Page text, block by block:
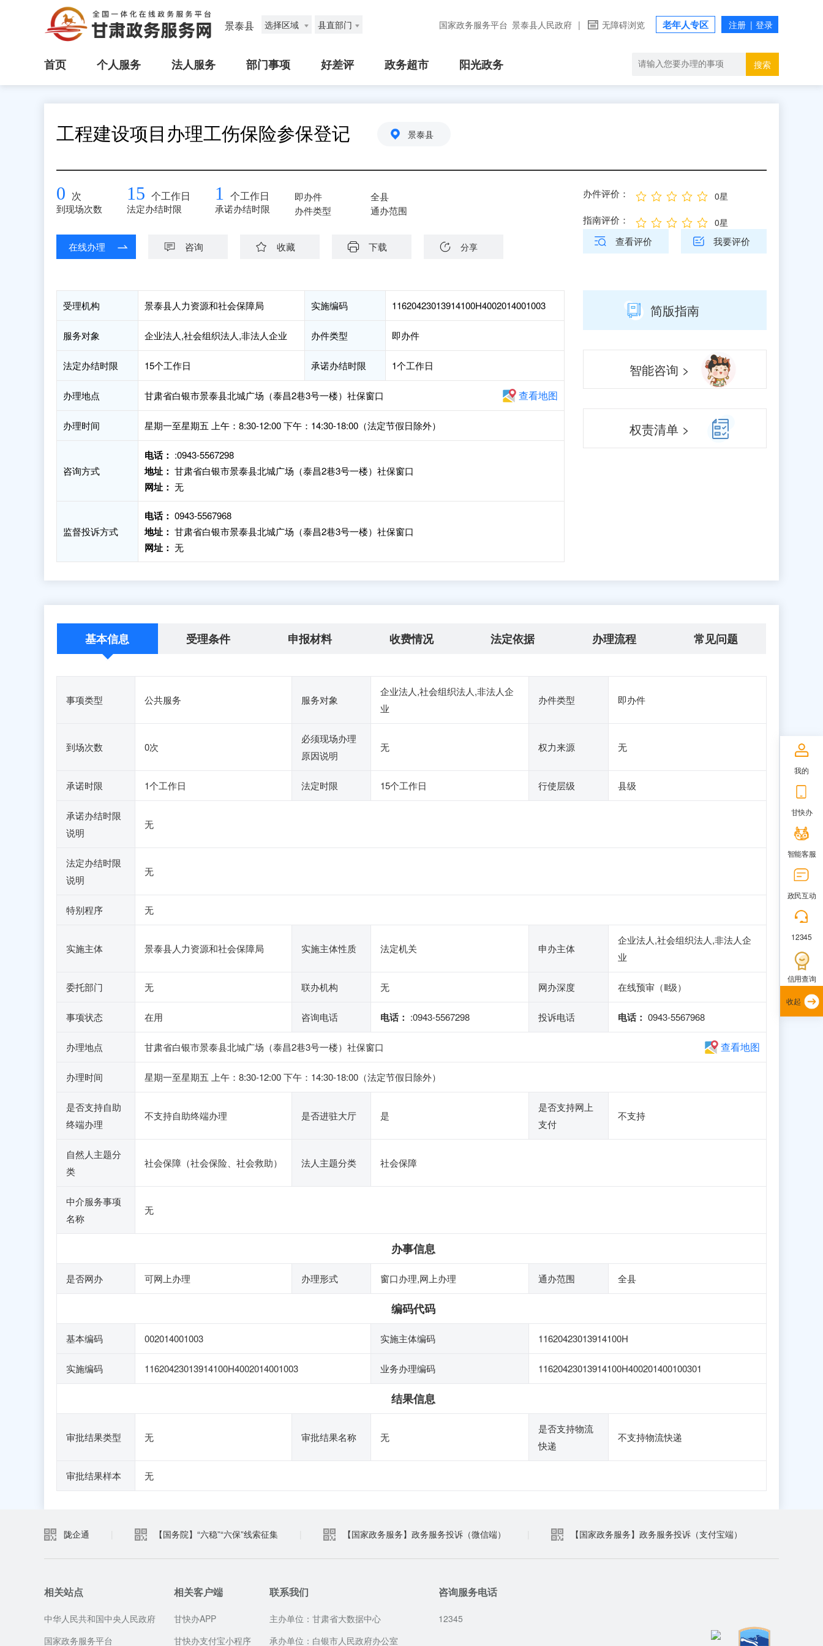
景泰县 选择区域 县直部门 国家政务服务平台 景泰县人民政府 | 无障碍浏览 老年人专区
首页 个人服务 法人服务 部门事项 好差评 政务超市 阳光政务 搜索
工程建设项目办理工伤保险参保登记 景泰县
0 次
到现场次数
15 个工作日
法定办结时限
1 个工作日
承诺办结时限
即办件
办件类型
全县
通办范围
在线办理 咨询 收藏 下载 分享
办件评价： 0星
指南评价： 0星
查看评价 我要评价
受理机构 景泰县人力资源和社会保障局 实施编码 11620423013914100H4002014001003
服务对象 企业法人,社会组织法人,非法人企业 办件类型 即办件
法定办结时限 15个工作日 承诺办结时限 1个工作日
办理地点 甘肃省白银市景泰县北城广场（泰昌2巷3号一楼）社保窗口 查看地图
办理时间 星期一至星期五 上午：8:30-12:00 下午：14:30-18:00（法定节假日除外）
咨询方式
电话： :0943-5567298
地址： 甘肃省白银市景泰县北城广场（泰昌2巷3号一楼）社保窗口
网址： 无
监督投诉方式
电话： 0943-5567968
地址： 甘肃省白银市景泰县北城广场（泰昌2巷3号一楼）社保窗口
网址： 无
简版指南
智能咨询 >
权责清单 >
基本信息 受理条件 申报材料 收费情况 法定依据 办理流程 常见问题
事项类型 公共服务 服务对象
企业法人,社会组织法人,非法人企
业
办件类型 即办件
到场次数 0次
必须现场办理
原因说明
无 权力来源 无
承诺时限 1个工作日 法定时限 15个工作日 行使层级 县级
承诺办结时限
说明
无
法定办结时限
说明
无
特别程序 无
实施主体 景泰县人力资源和社会保障局 实施主体性质 法定机关 申办主体
企业法人,社会组织法人,非法人企
业
委托部门 无 联办机构 无 网办深度 在线预审（Ⅱ级）
事项状态 在用 咨询电话 电话： :0943-5567298 投诉电话 电话： 0943-5567968
办理地点 甘肃省白银市景泰县北城广场（泰昌2巷3号一楼）社保窗口 查看地图
办理时间 星期一至星期五 上午：8:30-12:00 下午：14:30-18:00（法定节假日除外）
是否支持自助
终端办理
不支持自助终端办理 是否进驻大厅 是
是否支持网上
支付
不支持
自然人主题分
类
社会保障（社会保险、社会救助） 法人主题分类 社会保障
中介服务事项
名称
无
办事信息
是否网办 可网上办理 办理形式 窗口办理,网上办理 通办范围 全县
编码代码
基本编码 002014001003 实施主体编码 11620423013914100H
实施编码 11620423013914100H4002014001003 业务办理编码 11620423013914100H400201400100301
结果信息
审批结果类型 无 审批结果名称 无
是否支持物流
快递
不支持物流快递
审批结果样本 无
陇企通 【国务院】“六稳”“六保”线索征集 【国家政务服务】政务服务投诉（微信端） 【国家政务服务】政务服务投诉（支付宝端）
相关站点
中华人民共和国中央人民政府
国家政务服务平台
相关客户端
甘快办APP
甘快办支付宝小程序
联系我们
主办单位：甘肃省大数据中心
承办单位：白银市人民政府办公室
咨询服务电话
12345
我的
甘快办
智能客服
政民互动
12345
信用查询
收起